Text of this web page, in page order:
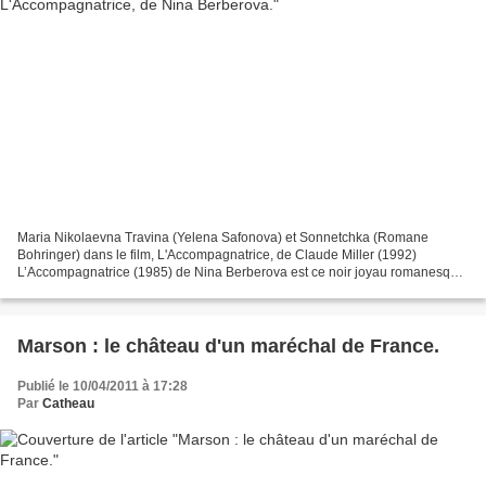
Maria Nikolaevna Travina (Yelena Safonova) et Sonnetchka (Romane
Bohringer) dans le film, L'Accompagnatrice, de Claude Miller (1992)
L’Accompagnatrice (1985) de Nina Berberova est ce noir joyau romanesque,
Marson : le château d'un maréchal de France.
Publié le 10/04/2011 à 17:28
Par Catheau